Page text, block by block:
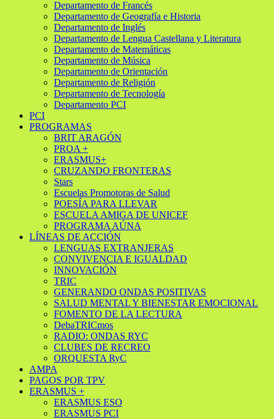
Departamento de Francés
Departamento de Geografía e Historia
Departamento de Inglés
Departamento de Lengua Castellana y Literatura
Departamento de Matemáticas
Departamento de Música
Departamento de Orientación
Departamento de Religión
Departamento de Tecnología
Departamento PCI
PCI
PROGRAMAS
BRIT ARAGÓN
PROA +
ERASMUS+
CRUZANDO FRONTERAS
Stars
Escuelas Promotoras de Salud
POESÍA PARA LLEVAR
ESCUELA AMIGA DE UNICEF
PROGRAMA AÚNA
LÍNEAS DE ACCIÓN
LENGUAS EXTRANJERAS
CONVIVENCIA E IGUALDAD
INNOVACIÓN
TRIC
GENERANDO ONDAS POSITIVAS
SALUD MENTAL Y BIENESTAR EMOCIONAL
FOMENTO DE LA LECTURA
DebaTRICmos
RADIO: ONDAS RYC
CLUBES DE RECREO
ORQUESTA RyC
AMPA
PAGOS POR TPV
ERASMUS +
ERASMUS ESO
ERASMUS PCI